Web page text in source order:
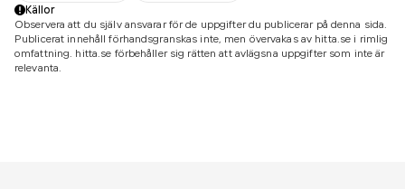
Källor
Observera att du själv ansvarar för de uppgifter du publicerar på denna sida.
Publicerat innehåll förhandsgranskas inte, men övervakas av hitta.se i rimlig
omfattning. hitta.se förbehåller sig rätten att avlägsna uppgifter som inte är
relevanta.